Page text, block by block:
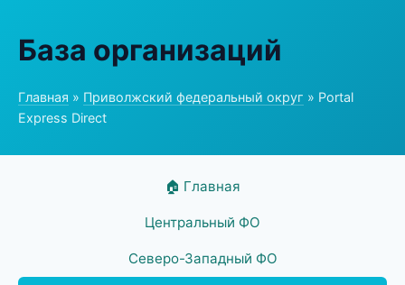
База организаций
Главная » Приволжский федеральный округ » Portal
Express Direct
🏠 Главная
Центральный ФО
Северо-Западный ФО